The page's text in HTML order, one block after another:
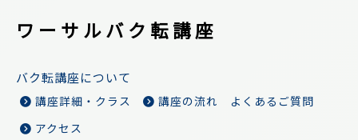
ワーサルバク転講座
バク転講座について
講座詳細・クラス 講座の流れ
よくあるご質問
アクセス